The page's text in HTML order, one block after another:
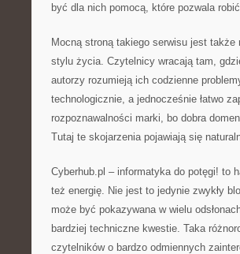
być dla nich pomocą, które pozwala
Mocną stroną takiego serwisu jest także
stylu życia. Czytelnicy wracają tam,
autorzy rozumieją ich codzienne
technologicznie, a jednocześnie łatwo
rozpoznawalności marki, bo dobra
Tutaj te skojarzenia pojawiają się
Cyberhub.pl – informatyka do potęgi! to
też energię. Nie jest to jedynie zwykły
może być pokazywana w wielu
bardziej techniczne kwestie. Taka
czytelników o bardzo odmiennych